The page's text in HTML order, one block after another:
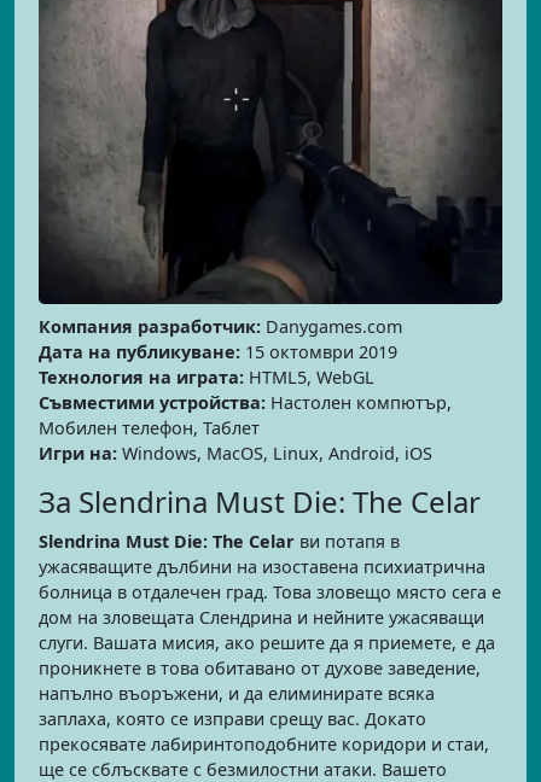
Компания разработчик: Danygames.com
Дата на публикуване: 15 октомври 2019
Технология на играта: HTML5, WebGL
Съвместими устройства: Настолен компютър,
Мобилен телефон, Таблет
Игри на: Windows, MacOS, Linux, Android, iOS
За Slendrina Must Die: The Celar
Slendrina Must Die: The Celar ви потапя в
ужасяващите дълбини на изоставена психиатрична
болница в отдалечен град. Това зловещо място сега е
дом на зловещата Слендрина и нейните ужасяващи
слуги. Вашата мисия, ако решите да я приемете, е да
проникнете в това обитавано от духове заведение,
напълно въоръжени, и да елиминирате всяка
заплаха, която се изправи срещу вас. Докато
прекосявате лабиринтоподобните коридори и стаи,
ще се сблъсквате с безмилостни атаки. Вашето